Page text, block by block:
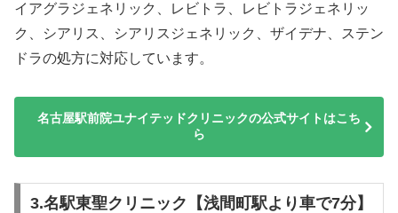
イアグラジェネリック、レビトラ、レビトラジェネリッ
ク、シアリス、シアリスジェネリック、ザイデナ、ステン
ドラの処方に対応しています。
名古屋駅前院ユナイテッドクリニックの公式サイトはこち
ら
3.名駅東聖クリニック【浅間町駅より車で7分】